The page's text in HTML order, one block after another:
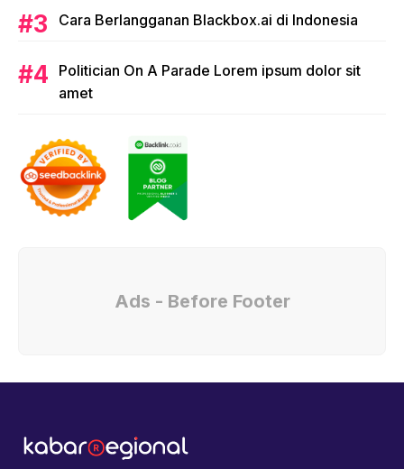
Cara Berlangganan Blackbox.ai di Indonesia
Politician On A Parade Lorem ipsum dolor sit
amet
Ads - Before Footer